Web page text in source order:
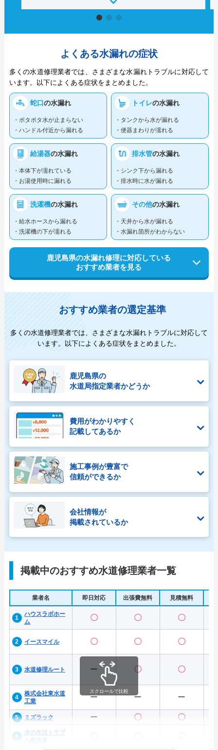
よくある水漏れの症状
多くの水道修理業者では、さまざまな水漏れトラブルに対応して
います。以下によくある症状をまとめました。
蛇口の水漏れ
・ポタポタ水が止まらない
・ハンドル付近から漏れる
トイレの水漏れ
・タンクから水が漏れる
・便器まわりが濡れる
給湯器の水漏れ
・本体下が濡れている
・お湯使用時に漏れる
排水管の水漏れ
・シンク下から漏れる
・排水時に水が漏れる
洗濯機の水漏れ
・給水ホースから漏れる
・洗濯機の下が濡れる
その他の水漏れ
・天井から水が漏れる
・水漏れ箇所がわからない
鹿児島県の水漏れ修理に対応している
おすすめ業者を見る
おすすめ業者の選定基準
多くの水道修理業者では、さまざまな水漏れトラブルに対応して
います。以下によくある症状をまとめました。
鹿児島県の
水道局指定業者かどうか
費用がわかりやすく
記載してあるか
施工事例が豊富で
信頼ができるか
会社情報が
掲載されているか
掲載中のおすすめ水道修理業者一覧
業者名 即日対応 出張費無料 見積無料
ハウスラボホー
ム
〇 〇 〇
イースマイル 〇 〇 〇
水道修理ルート ー 〇 〇
株式会社東水道
工業
ー ー ー
ミズラック ー 〇 〇
水の生活トラブ
スクロールで比較